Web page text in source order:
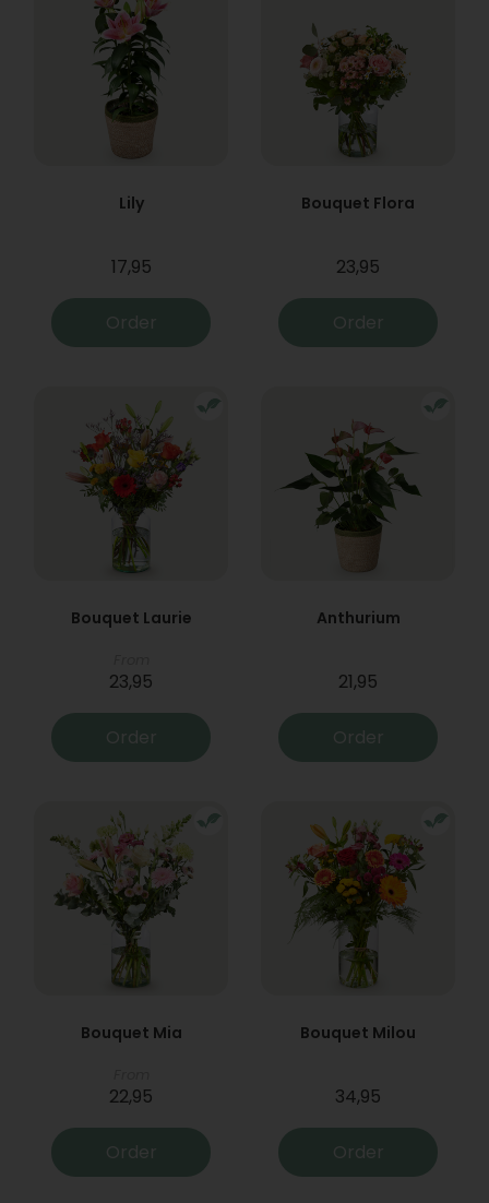
Lily
17,95
Order
Bouquet Flora
23,95
Order
Bouquet Laurie
23,95
Order
Anthurium
21,95
Order
Bouquet Mia
22,95
Order
Bouquet Milou
34,95
Order